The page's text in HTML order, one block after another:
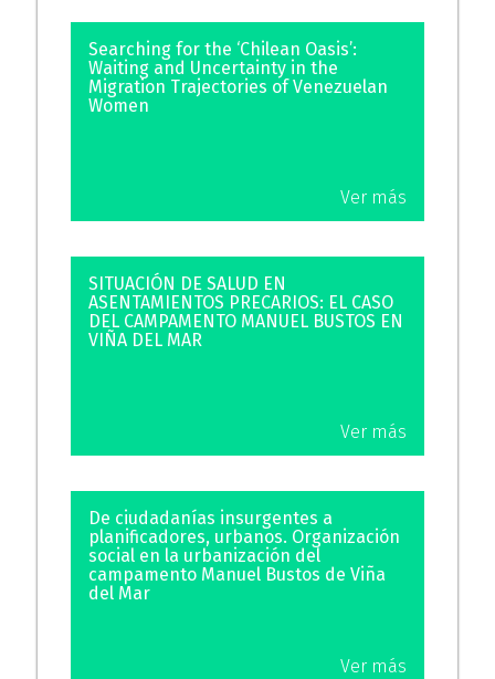
Searching for the ‘Chilean Oasis’:
Waiting and Uncertainty in the
Migration Trajectories of Venezuelan
Women
Ver más
SITUACIÓN DE SALUD EN
ASENTAMIENTOS PRECARIOS: EL CASO
DEL CAMPAMENTO MANUEL BUSTOS EN
VIÑA DEL MAR
Ver más
De ciudadanías insurgentes a
planificadores, urbanos. Organización
social en la urbanización del
campamento Manuel Bustos de Viña
del Mar
Ver más